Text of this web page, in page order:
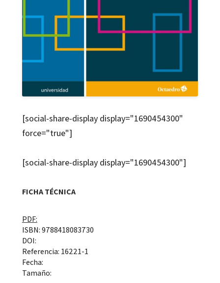
[social-share-display display="1690454300"
force="true"]
[social-share-display display="1690454300"]
FICHA TÉCNICA
PDF:
ISBN: 9788418083730
DOI:
Referencia: 16221-1
Fecha:
Tamaño: